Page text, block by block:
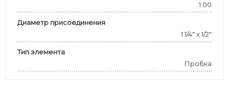
1.00
Диаметр присоединения
1 1/4" x 1/2"
Тип элемента
Пробка